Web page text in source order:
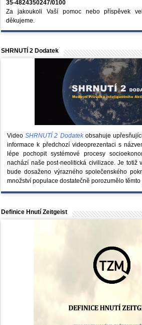
35-4824350247/0100
Za jakoukoli Vaší pomoc nebo příspěvek
děkujeme.
SHRNUTÍ 2 Dodatek
VideoSHRNUTÍ 2 Dodatekobsahuje
informace k předchozí videoprezentaci s
lépe pochopit systémové procesy
nachází naše post-neolitická civilizace. Je totiž
bude dosaženo výrazného společenského
množství populace dostatečně porozumělo těmto
Definice Hnutí Zeitgeist